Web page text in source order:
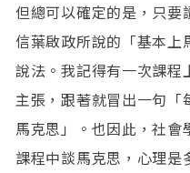
但總可以確定的是，只要
信葉啟政所說的「基本上
說法。我記得有一次課程
主張，跟著就冒出一句「
馬克思」。也因此，社
課程中談馬克思，心理